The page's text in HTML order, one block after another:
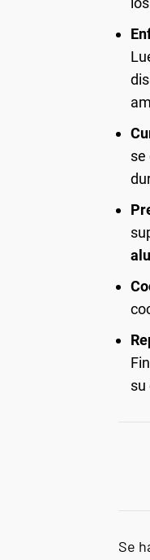
se
su
Se